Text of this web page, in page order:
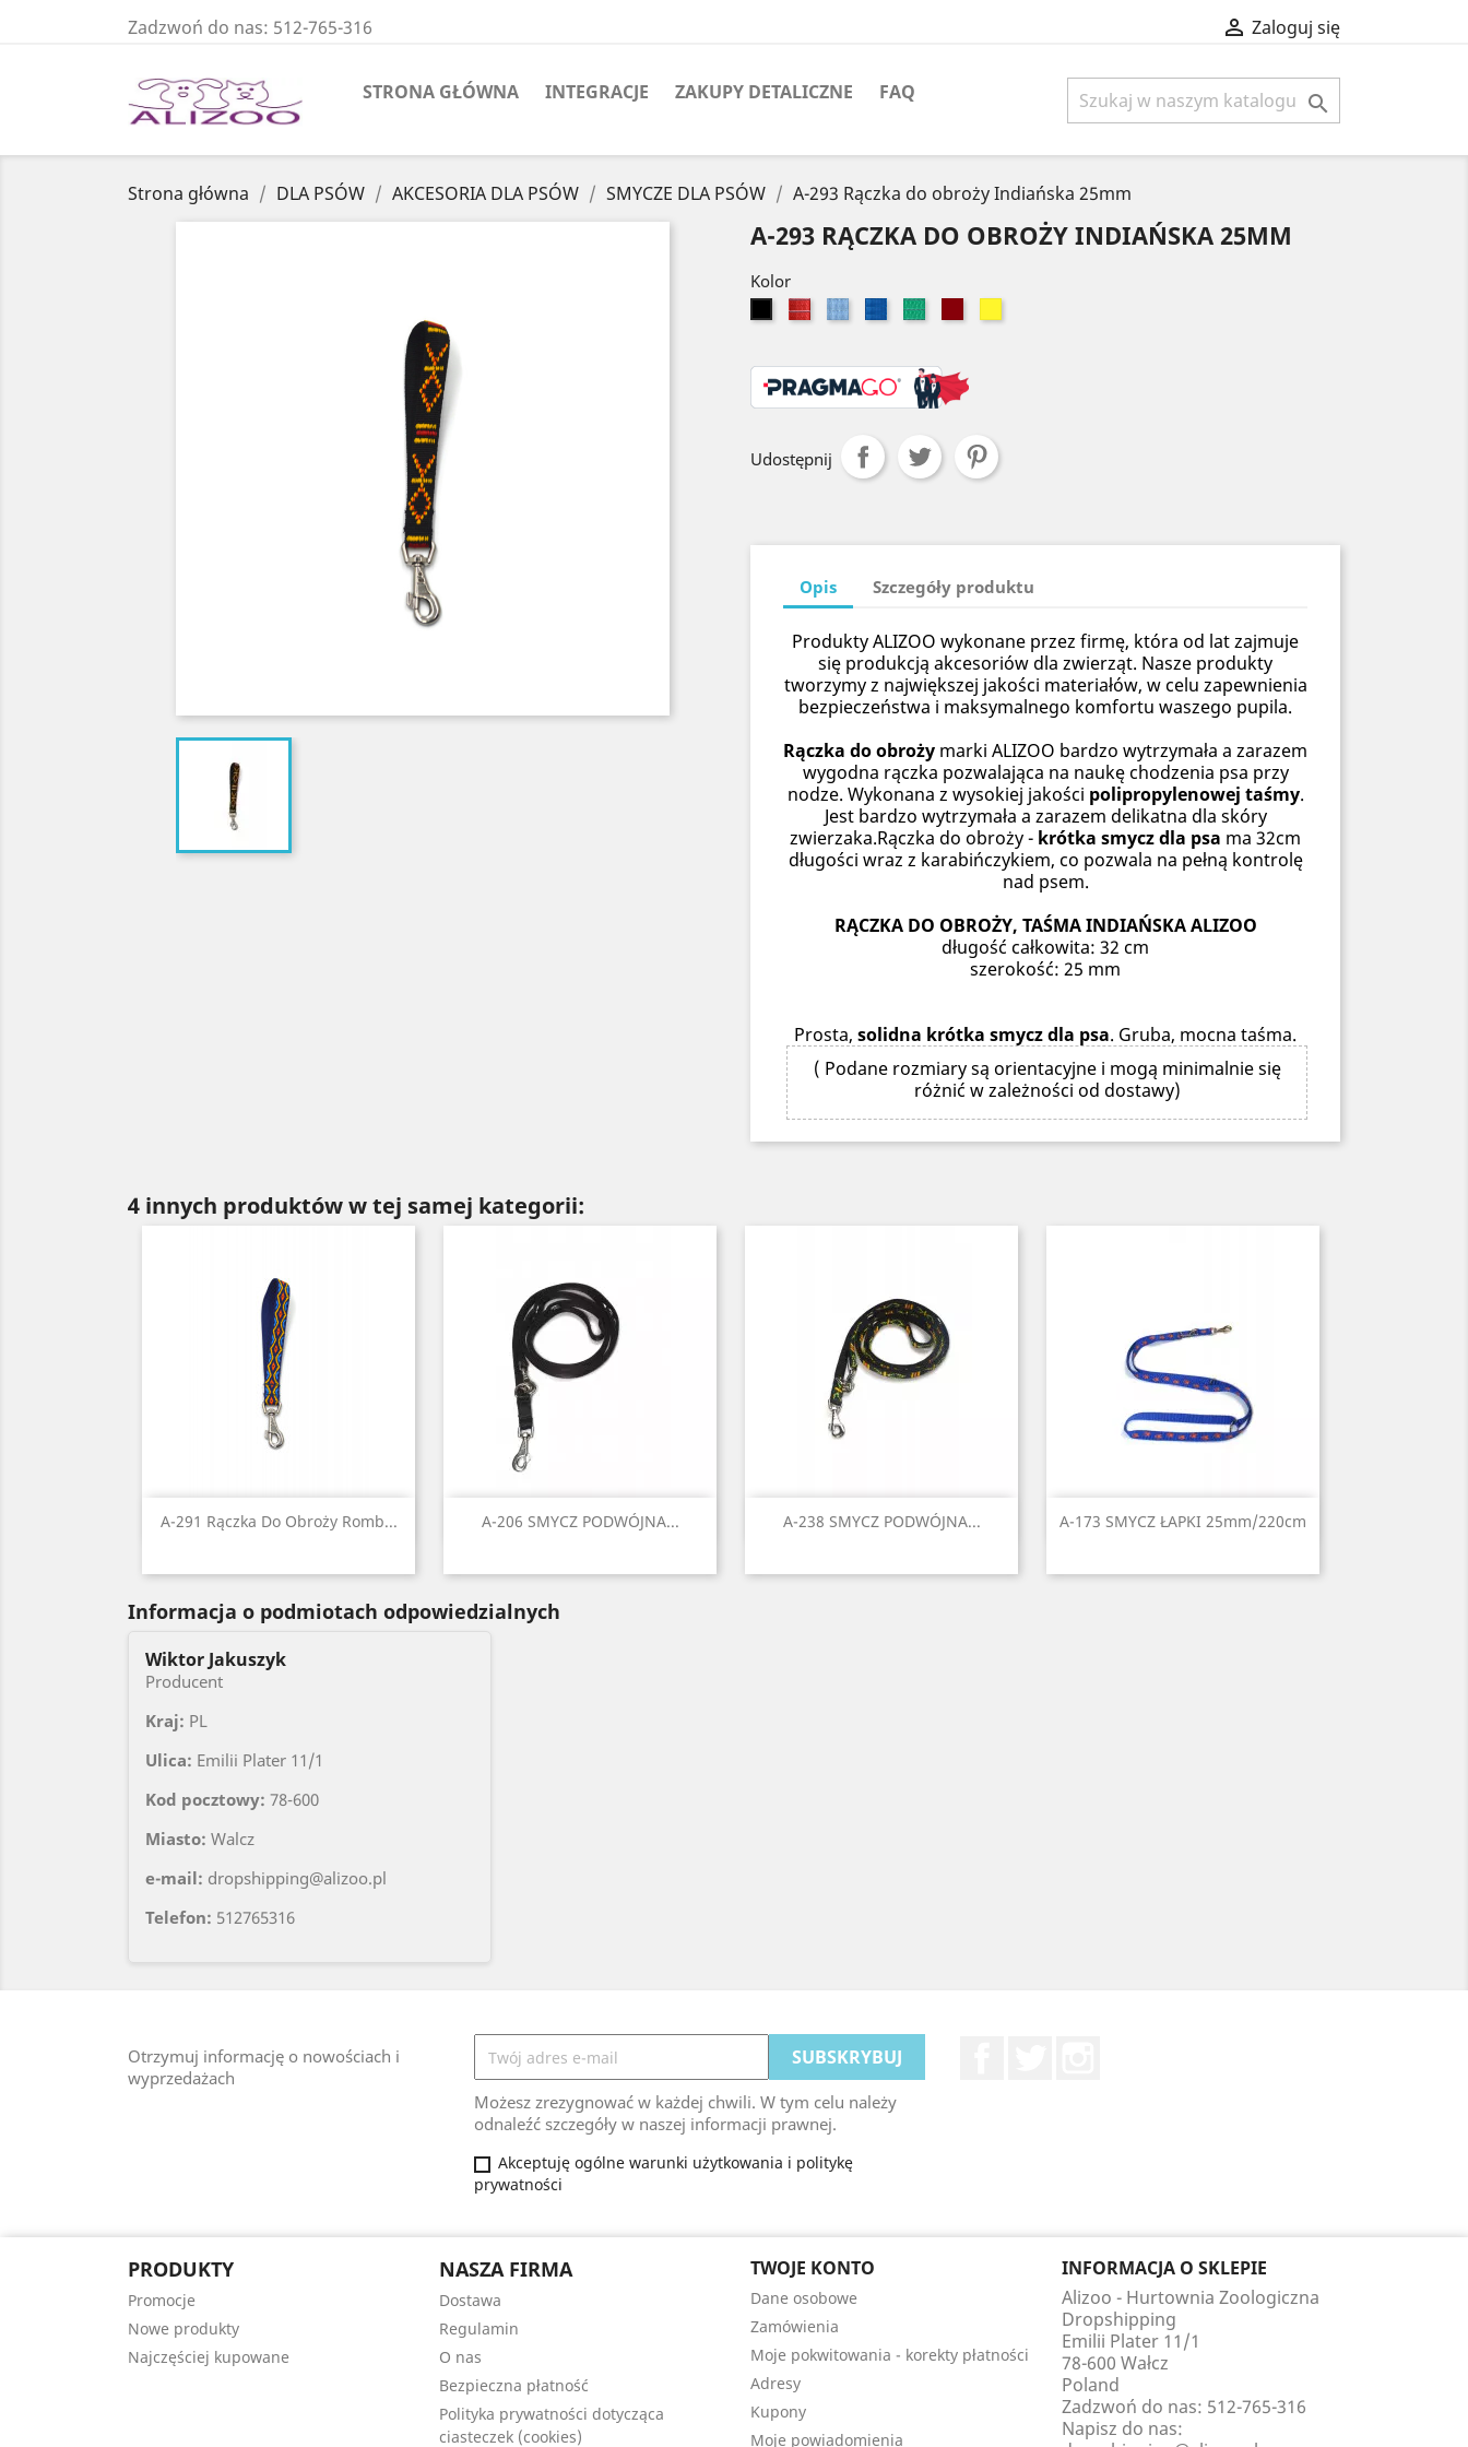
Zadzwoń do nas: 512-765-316  Zaloguj się
STRONA GŁÓWNA INTEGRACJE ZAKUPY DETALICZNE FAQ 
Strona główna DLA PSÓW AKCESORIA DLA PSÓW SMYCZE DLA PSÓW A-293 Rączka do obroży Indiańska 25mm
A-293 RĄCZKA DO OBROŻY INDIAŃSKA 25MM
Kolor
CzarnyCzerwonyBłękitnyNiebieskiZielony
Udostępnij
Opis Szczegóły produktu
Produkty ALIZOO wykonane przez firmę, która od lat zajmuje
się produkcją akcesoriów dla zwierząt. Nasze produkty
tworzymy z największej jakości materiałów, w celu zapewnienia
bezpieczeństwa i maksymalnego komfortu waszego pupila.
Rączka do obroży marki ALIZOO bardzo wytrzymała a zarazem
wygodna rączka pozwalająca na naukę chodzenia psa przy
nodze. Wykonana z wysokiej jakości polipropylenowej taśmy.
Jest bardzo wytrzymała a zarazem delikatna dla skóry
zwierzaka.Rączka do obroży - krótka smycz dla psa ma 32cm
długości wraz z karabińczykiem, co pozwala na pełną kontrolę
nad psem.
RĄCZKA DO OBROŻY, TAŚMA INDIAŃSKA ALIZOO
długość całkowita: 32 cm
szerokość: 25 mm
Prosta, solidna krótka smycz dla psa. Gruba, mocna taśma.
( Podane rozmiary są orientacyjne i mogą minimalnie się
różnić w zależności od dostawy)
4 innych produktów w tej samej kategorii:
A-291 Rączka Do Obroży Romb...
Szybki podgląd
A-206 SMYCZ PODWÓJNA...
Szybki podgląd
A-238 SMYCZ PODWÓJNA...
Szybki podgląd
A-173 SMYCZ ŁAPKI 25mm/220cm
Szybki podgląd
Informacja o podmiotach odpowiedzialnych
Wiktor Jakuszyk
Producent
Kraj: PL
Ulica: Emilii Plater 11/1
Kod pocztowy: 78-600
Miasto: Walcz
e-mail: dropshipping@alizoo.pl
Telefon: 512765316
Otrzymuj informację o nowościach i
wyprzedażach
Możesz zrezygnować w każdej chwili. W tym celu należy
odnaleźć szczegóły w naszej informacji prawnej.
Akceptuję ogólne warunki użytkowania i politykę
prywatności
PRODUKTY
Promocje
Nowe produkty
Najczęściej kupowane
NASZA FIRMA
Dostawa
Regulamin
O nas
Bezpieczna płatność
Polityka prywatności dotycząca
ciasteczek (cookies)
TWOJE KONTO
Dane osobowe
Zamówienia
Moje pokwitowania - korekty płatności
Adresy
Kupony
Moje powiadomienia
INFORMACJA O SKLEPIE
Alizoo - Hurtownia Zoologiczna
Dropshipping
Emilii Plater 11/1
78-600 Wałcz
Poland
Zadzwoń do nas: 512-765-316
Napisz do nas: